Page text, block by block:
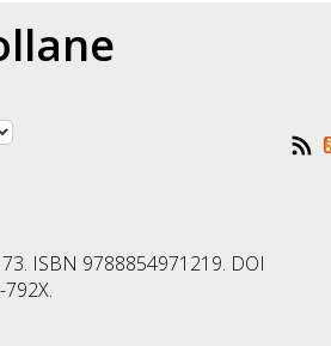
ISBN 9788854971219. DOI